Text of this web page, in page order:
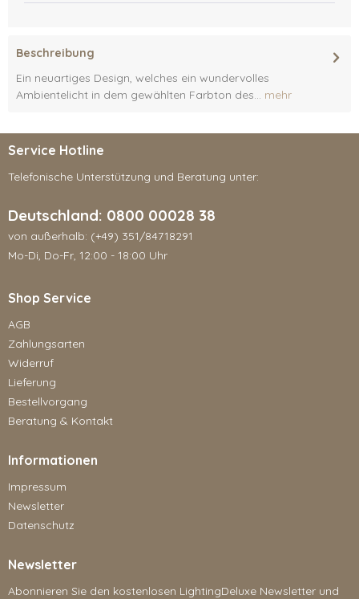
Beschreibung
Ein neuartiges Design, welches ein wundervolles
Ambientelicht in dem gewählten Farbton des... mehr
Service Hotline
Telefonische Unterstützung und Beratung unter:
Deutschland: 0800 00028 38
von außerhalb: (+49) 351/84718291
Mo-Di, Do-Fr, 12:00 - 18:00 Uhr
Shop Service
AGB
Zahlungsarten
Widerruf
Lieferung
Bestellvorgang
Beratung & Kontakt
Informationen
Impressum
Newsletter
Datenschutz
Newsletter
Abonnieren Sie den kostenlosen LightingDeluxe Newsletter und